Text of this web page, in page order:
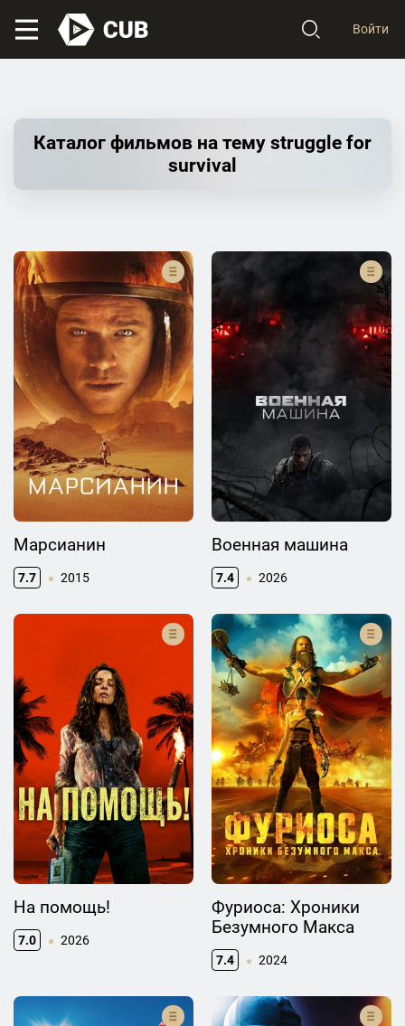
Войти
Каталог фильмов на тему struggle for
survival
Марсианин
7.7 2015
Военная машина
7.4 2026
На помощь!
7.0 2026
Фуриоса: Хроники
Безумного Макса
7.4 2024